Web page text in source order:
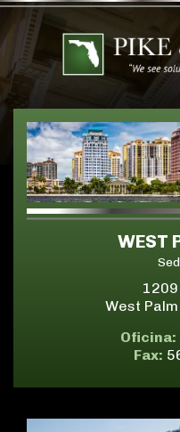
WEST
1209
West
Oficina:
Fax: